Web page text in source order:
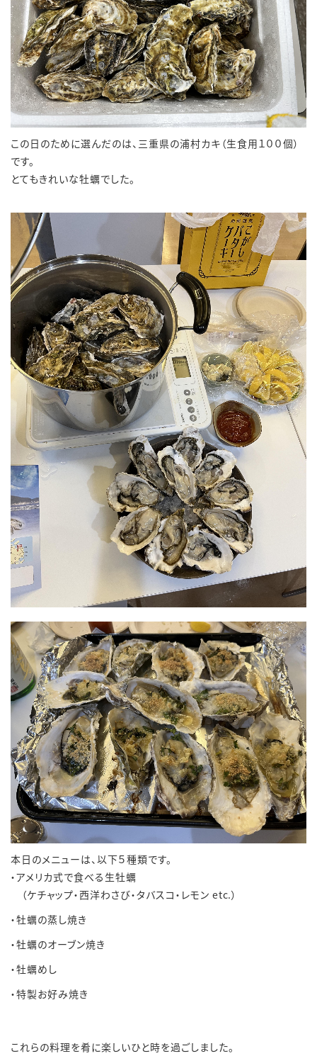
この日のために選んだのは、三重県の浦村カキ（生食用１００個）
です。
とてもきれいな牡蠣でした。
本日のメニューは、以下５種類です。
・アメリカ式で食べる生牡蠣
（ケチャップ・西洋わさび・タバスコ・レモン etc.）
・牡蠣の蒸し焼き
・牡蠣のオーブン焼き
・牡蠣めし
・特製お好み焼き
これらの料理を肴に楽しいひと時を過ごしました。